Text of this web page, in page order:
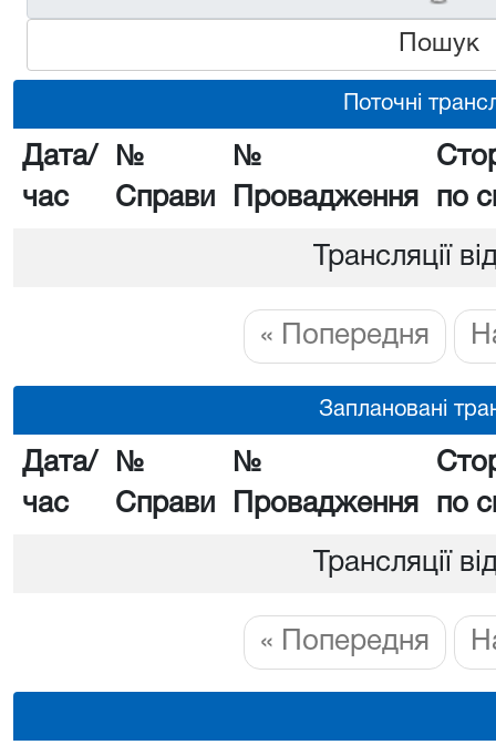
Пошук
Поточні
Дата/
час
№
Справи
№
Провадження
по
Трансляції
« Попередня
Заплановані
Дата/
час
№
Справи
№
Провадження
по
Трансляції
« Попередня